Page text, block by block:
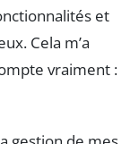
et
Cela m’a
vraiment :